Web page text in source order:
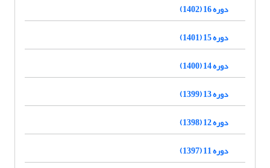
دوره 16 (1402)
دوره 15 (1401)
دوره 14 (1400)
دوره 13 (1399)
دوره 12 (1398)
دوره 11 (1397)